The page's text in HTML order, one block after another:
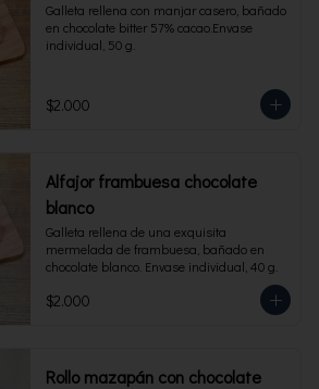
Galleta rellena con manjar casero, bañado
en chocolate bitter 57% cacao.Envase
individual, 50 g.
$2.000
Alfajor frambuesa chocolate
blanco
Galleta rellena de una exquisita
mermelada de frambuesa, bañado en
chocolate blanco. Envase individual, 40 g.
$2.000
Rollo mazapán con chocolate